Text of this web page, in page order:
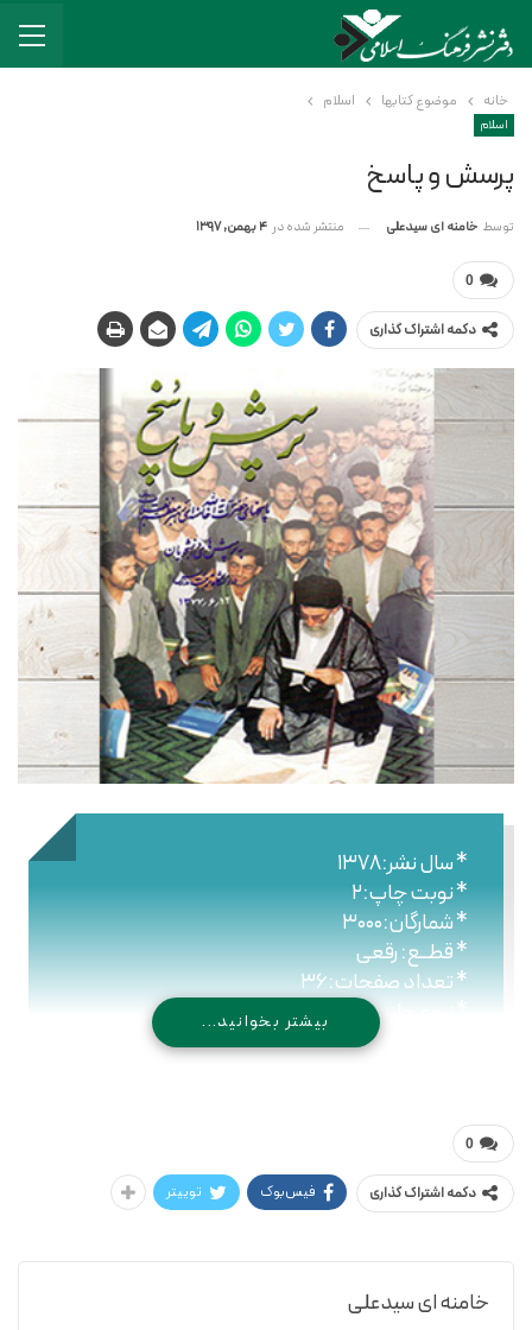
خانه موضوع کتابها اسلام
اسلام
پرسش و پاسخ
توسط خامنه ای سیدعلی منتشر شده در 4 بهمن, 1397
0
دکمه اشتراک گذاری
* سال نشر:۱۳۷۸
* نوبت چاپ:۲
* شمارگان:۳۰۰۰
* قطــع: رقعی
* تعداد صفحات:۳۶
* نـوع جلـد: شومیزبیشتر بخوانید...
0
دکمه اشتراک گذاری فیس‌بوک توییتر
خامنه ای سیدعلی